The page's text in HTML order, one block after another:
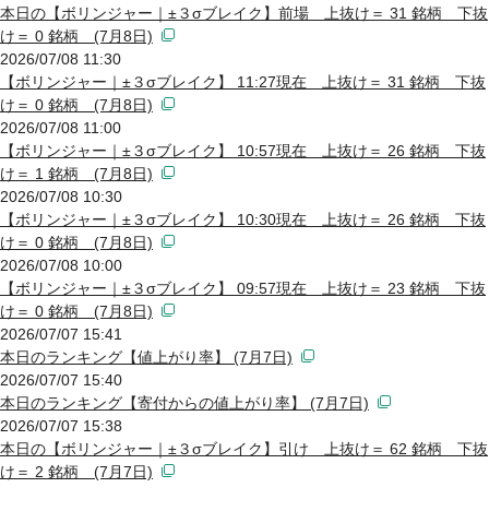
本日の【ボリンジャー｜±３σブレイク】前場 上抜け＝ 31 銘柄 下抜
け＝ 0 銘柄 (7月8日)
2026/07/08 11:30
【ボリンジャー｜±３σブレイク】 11:27現在 上抜け＝ 31 銘柄 下抜
け＝ 0 銘柄 (7月8日)
2026/07/08 11:00
【ボリンジャー｜±３σブレイク】 10:57現在 上抜け＝ 26 銘柄 下抜
け＝ 1 銘柄 (7月8日)
2026/07/08 10:30
【ボリンジャー｜±３σブレイク】 10:30現在 上抜け＝ 26 銘柄 下抜
け＝ 0 銘柄 (7月8日)
2026/07/08 10:00
【ボリンジャー｜±３σブレイク】 09:57現在 上抜け＝ 23 銘柄 下抜
け＝ 0 銘柄 (7月8日)
2026/07/07 15:41
本日のランキング【値上がり率】 (7月7日)
2026/07/07 15:40
本日のランキング【寄付からの値上がり率】 (7月7日)
2026/07/07 15:38
本日の【ボリンジャー｜±３σブレイク】引け 上抜け＝ 62 銘柄 下抜
け＝ 2 銘柄 (7月7日)